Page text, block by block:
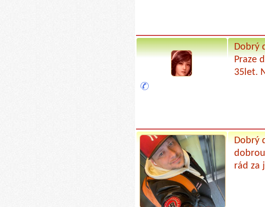
Dobrý
Praze
35let.
Dobrý
rád za